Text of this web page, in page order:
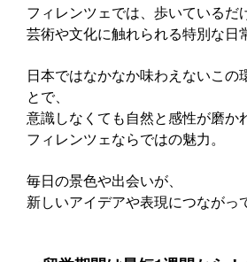
フィレンツェでは、歩いているだ
芸術や文化に触れられる特別な日
日本ではなかなか味わえないこの
とで、
意識しなくても自然と感性が磨か
フィレンツェならではの魅力。
毎日の景色や出会いが、
新しいアイデアや表現につながっ